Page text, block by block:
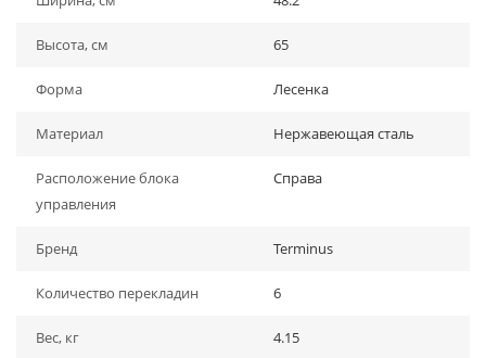
Высота, см 65
Форма Лесенка
Материал Нержавеющая сталь
Расположение блока
управления
Справа
Бренд Terminus
Количество перекладин 6
Вес, кг 4.15